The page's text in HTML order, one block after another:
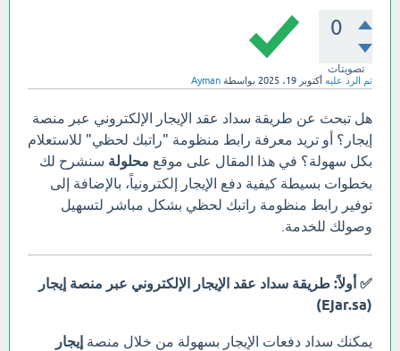
0
تصويتات
تم الرد عليه أكتوبر 19، 2025 بواسطة Ayman
هل تبحث عن طريقة سداد عقد الإيجار الإلكتروني عبر منصة
إيجار؟ أو تريد معرفة رابط منظومة "راتبك لحظي" للاستعلام
بكل سهولة؟ في هذا المقال على موقع محلولة سنشرح لك
بخطوات بسيطة كيفية دفع الإيجار إلكترونياً، بالإضافة إلى
توفير رابط منظومة راتبك لحظي بشكل مباشر لتسهيل
وصولك للخدمة.
✅ أولاً: طريقة سداد عقد الإيجار الإلكتروني عبر منصة إيجار
(Ejar.sa)
يمكنك سداد دفعات الإيجار بسهولة من خلال منصة إيجار